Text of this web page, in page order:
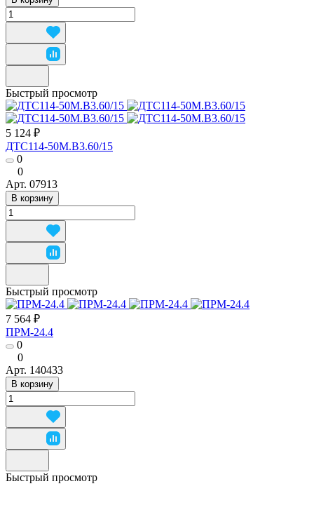
Быстрый просмотр
5 124 ₽
ДТС114-50М.В3.60/15
0
0
Арт. 07913
В корзину
Быстрый просмотр
7 564 ₽
ПРМ-24.4
0
0
Арт. 140433
В корзину
Быстрый просмотр